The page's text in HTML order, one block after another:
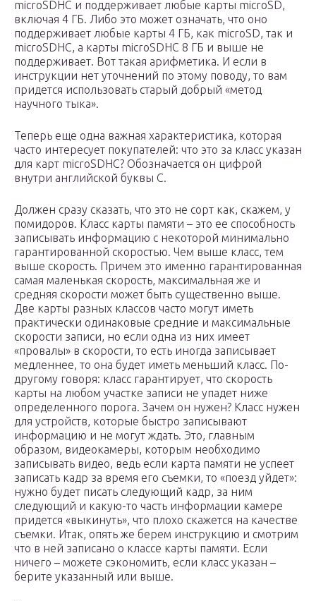
microSDHC и поддерживает любые карты microSD,
включая 4 ГБ. Либо это может означать, что оно
поддерживает любые карты 4 ГБ, как microSD, так и
microSDHC, а карты microSDHC 8 ГБ и выше не
поддерживает. Вот такая арифметика. И если в
инструкции нет уточнений по этому поводу, то вам
придется использовать старый добрый «метод
научного тыка».
Теперь еще одна важная характеристика, которая
часто интересует покупателей: что это за класс указан
для карт microSDHC? Обозначается он цифрой
внутри английской буквы C.
Должен сразу сказать, что это не сорт как, скажем, у
помидоров. Класс карты памяти – это ее способность
записывать информацию с некоторой минимально
гарантированной скоростью. Чем выше класс, тем
выше скорость. Причем это именно гарантированная
самая маленькая скорость, максимальная же и
средняя скорости может быть существенно выше.
Две карты разных классов часто могут иметь
практически одинаковые средние и максимальные
скорости записи, но если одна из них имеет
«провалы» в скорости, то есть иногда записывает
медленнее, то она будет иметь меньший класс. По-
другому говоря: класс гарантирует, что скорость
карты на любом участке записи не упадет ниже
определенного порога. Зачем он нужен? Класс нужен
для устройств, которые быстро записывают
информацию и не могут ждать. Это, главным
образом, видеокамеры, которым необходимо
записывать видео, ведь если карта памяти не успеет
записать кадр за время его съемки, то «поезд уйдет»:
нужно будет писать следующий кадр, за ним
следующий и какую-то часть информации камере
придется «выкинуть», что плохо скажется на качестве
съемки. Итак, опять же берем инструкцию и смотрим
что в ней записано о классе карты памяти. Если
ничего – можете сэкономить, если класс указан –
берите указанный или выше.